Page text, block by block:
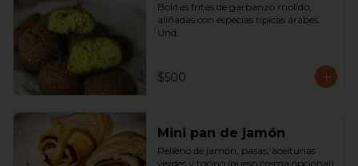
Bolitas fritas de garbanzo molido,
aliñadas con especias típicas árabes.
Und.
$500
Mini pan de jamón
Relleno de jamón, pasas, aceitunas
verdes y tocino (queso crema opcional)